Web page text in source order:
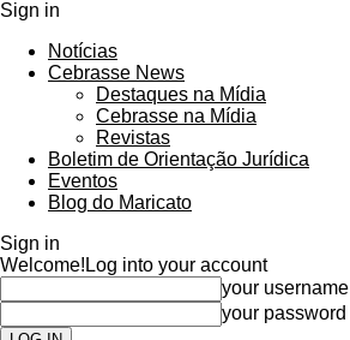
Sign in
Notícias
Cebrasse News
Destaques na Mídia
Cebrasse na Mídia
Revistas
Boletim de Orientação Jurídica
Eventos
Blog do Maricato
Sign in
Welcome! Log into your account
your username
your password